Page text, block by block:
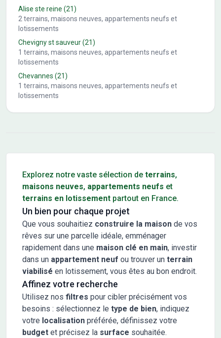
Alise ste reine (21)
2terrains, maisons neuves, appartements neufs et
lotissements
Chevigny st sauveur(21)
1 terrains, maisons neuves, appartements neufs et
lotissements
Chevannes (21)
1 terrains, maisons neuves, appartements neufs et
lotissements
Explorez notre vaste sélection de terrains,
maisons neuves, appartements neufs et
terrains en lotissement partout en France.
Un bien pour chaque projet
Que vous souhaitiez construire la maison de vos
rêves sur une parcelle idéale, emménager
rapidement dans une maison clé en main, investir
dans un appartement neuf ou trouver un terrain
viabilisé en lotissement, vous êtes au bon endroit.
Affinez votre recherche
Utilisez nos filtres pour cibler précisément vos
besoins : sélectionnez le type de bien, indiquez
votre localisation préférée, définissez votre
budget et précisez la surface souhaitée.